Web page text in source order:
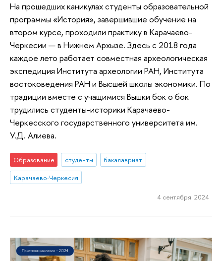
На прошедших каникулах студенты образовательной
программы «История», завершившие обучение на
втором курсе, проходили практику в Карачаево-
Черкесии — в Нижнем Архызе. Здесь с 2018 года
каждое лето работает совместная археологическая
экспедиция Института археологии РАН, Института
востоковедения РАН и Высшей школы экономики. По
традиции вместе с учащимися Вышки бок о бок
трудились студенты-историки Карачаево-
Черкесского государственного университета им.
У.Д. Алиева.
Образование студенты
бакалавриат
Карачаево-Черкесия
4 сентября 2024